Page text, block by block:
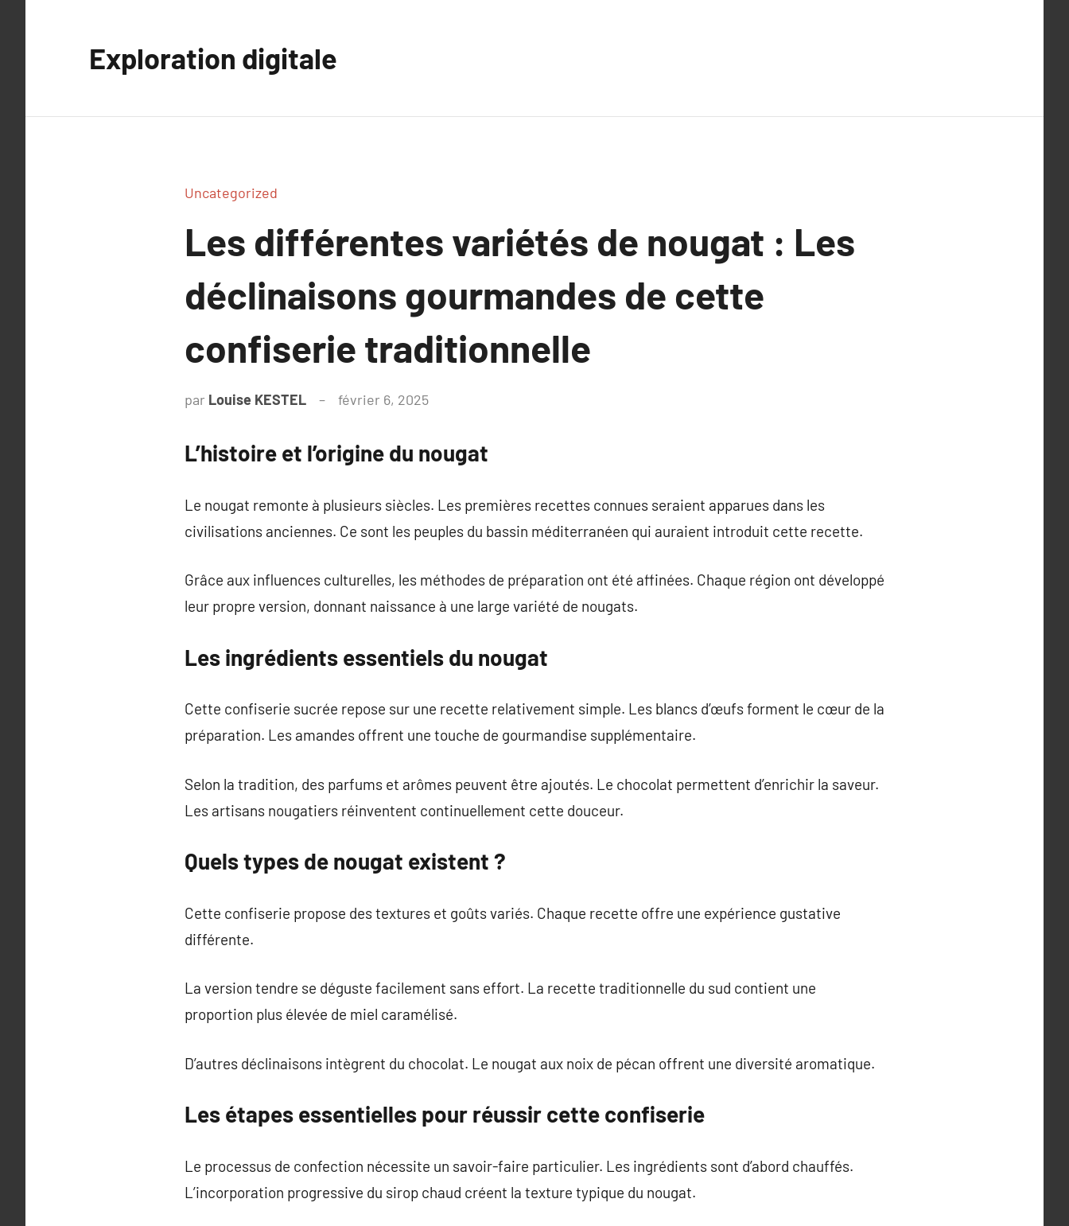
Exploration digitale
Uncategorized
Les différentes variétés de nougat : Les
déclinaisons gourmandes de cette
confiserie traditionnelle
par Louise KESTEL février 6, 2025
L’histoire et l’origine du nougat
Le nougat remonte à plusieurs siècles. Les premières recettes connues seraient apparues dans les
civilisations anciennes. Ce sont les peuples du bassin méditerranéen qui auraient introduit cette recette.
Grâce aux influences culturelles, les méthodes de préparation ont été affinées. Chaque région ont développé
leur propre version, donnant naissance à une large variété de nougats.
Les ingrédients essentiels du nougat
Cette confiserie sucrée repose sur une recette relativement simple. Les blancs d’œufs forment le cœur de la
préparation. Les amandes offrent une touche de gourmandise supplémentaire.
Selon la tradition, des parfums et arômes peuvent être ajoutés. Le chocolat permettent d’enrichir la saveur.
Les artisans nougatiers réinventent continuellement cette douceur.
Quels types de nougat existent ?
Cette confiserie propose des textures et goûts variés. Chaque recette offre une expérience gustative
différente.
La version tendre se déguste facilement sans effort. La recette traditionnelle du sud contient une
proportion plus élevée de miel caramélisé.
D’autres déclinaisons intègrent du chocolat. Le nougat aux noix de pécan offrent une diversité aromatique.
Les étapes essentielles pour réussir cette confiserie
Le processus de confection nécessite un savoir-faire particulier. Les ingrédients sont d’abord chauffés.
L’incorporation progressive du sirop chaud créent la texture typique du nougat.